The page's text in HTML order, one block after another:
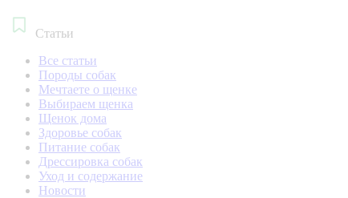
Статьи
Все статьи
Породы собак
Мечтаете о щенке
Выбираем щенка
Щенок дома
Здоровье собак
Питание собак
Дрессировка собак
Уход и содержание
Новости